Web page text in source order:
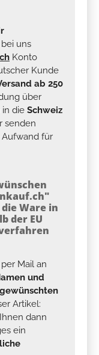
uns
Konto
Kunde
ab 250
über
in die Schweiz
senden
für
Ware in
der EU
Mail an
und
Artikel:
dann
ein